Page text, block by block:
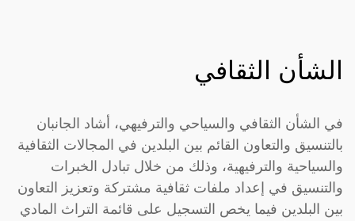
الشأن الثقافي
في الشأن الثقافي والسياحي والترفيهي، أشاد الجانبان
بالتنسيق والتعاون القائم بين البلدين في المجالات الثقافية
والسياحية والترفيهية، وذلك من خلال تبادل الخبرات
والتنسيق في إعداد ملفات ثقافية مشتركة وتعزيز التعاون
بين البلدين فيما يخص التسجيل على قائمة التراث المادي